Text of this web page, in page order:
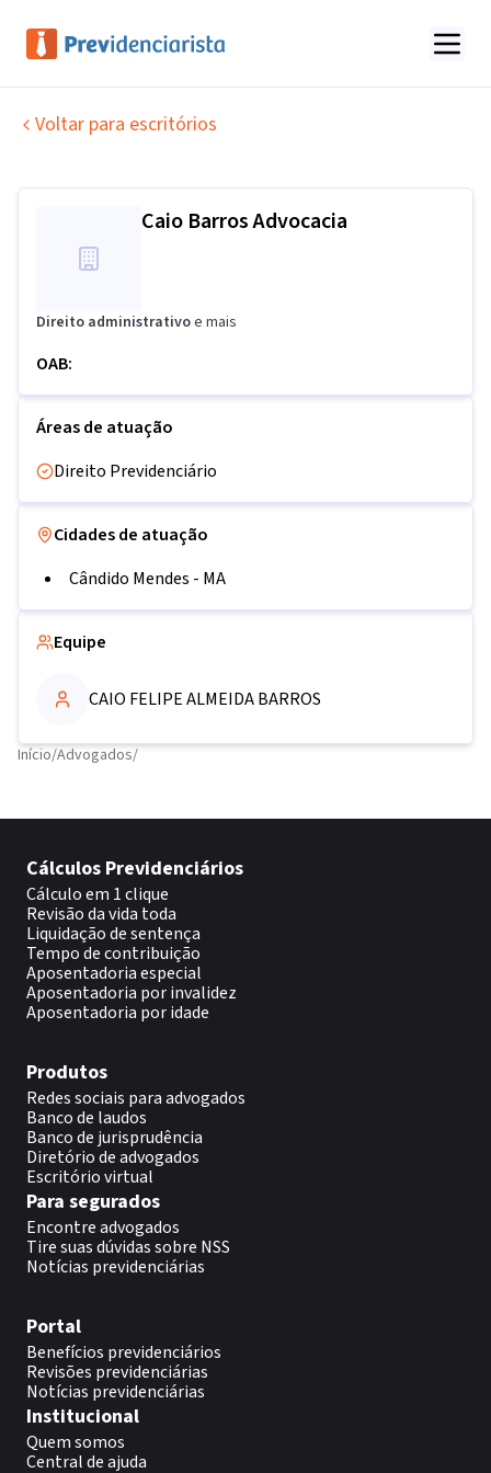
Voltar para escritórios
Caio Barros Advocacia
Direito administrativoe mais
OAB:
Áreas de atuação
Direito Previdenciário
Cidades de atuação
Cândido Mendes - MA
Equipe
CAIO FELIPE ALMEIDA BARROS
Início/Advogados/
Cálculos Previdenciários
Cálculo em 1 clique
Revisão da vida toda
Liquidação de sentença
Tempo de contribuição
Aposentadoria especial
Aposentadoria por invalidez
Aposentadoria por idade
Produtos
Redes sociais para advogados
Banco de laudos
Banco de jurisprudência
Diretório de advogados
Escritório virtual
Para segurados
Encontre advogados
Tire suas dúvidas sobre NSS
Notícias previdenciárias
Portal
Benefícios previdenciários
Revisões previdenciárias
Notícias previdenciárias
Institucional
Quem somos
Central de ajuda